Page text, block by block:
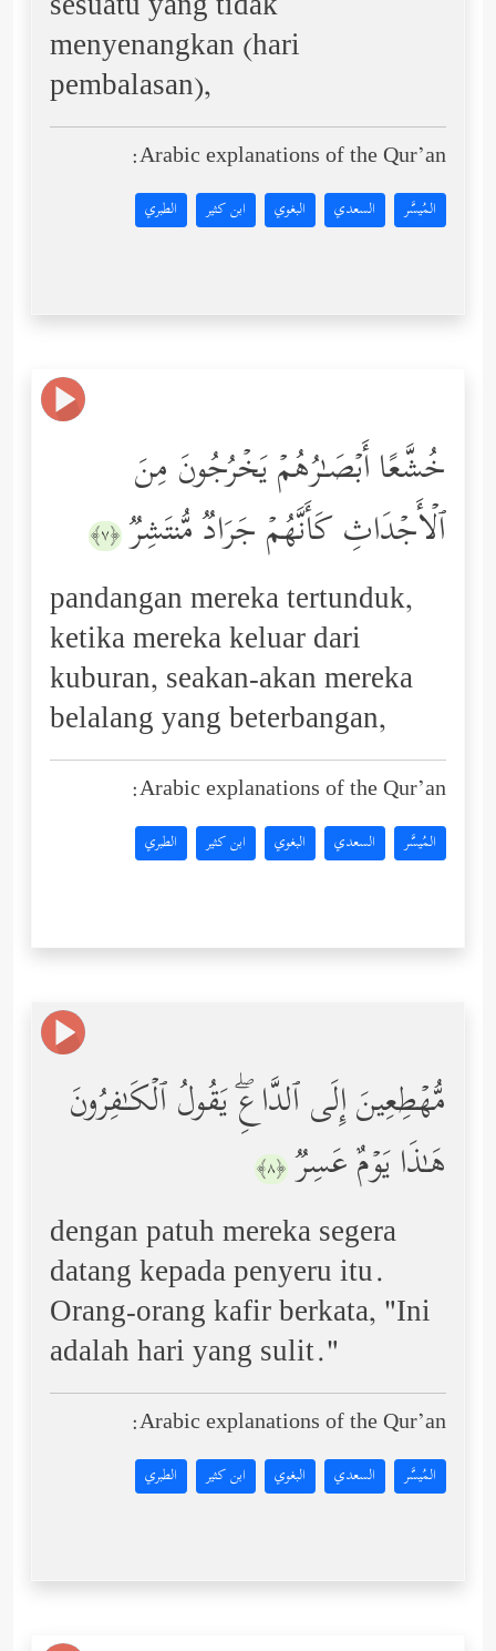
menyenangkan (hari
pembalasan),
Arabic explanations of the Qur’an:
المُيسَّر السعدي البغوي ابن كثير الطبري
خُشَّعًا أَبۡصَـٰرُهُمۡ یَخۡرُجُونَ مِنَ
ٱلۡأَجۡدَاثِ كَأَنَّهُمۡ جَرَادࣱ مُّنتَشِرࣱ ﴿٧﴾
pandangan mereka tertunduk,
ketika mereka keluar dari
kuburan, seakan-akan mereka
belalang yang beterbangan,
Arabic explanations of the Qur’an:
المُيسَّر السعدي البغوي ابن كثير الطبري
مُّهۡطِعِینَ إِلَى ٱلدَّاعِۖ یَقُولُ ٱلۡكَـٰفِرُونَ
هَـٰذَا یَوۡمٌ عَسِرࣱ ﴿٨﴾
dengan patuh mereka segera
datang kepada penyeru itu.
Orang-orang kafir berkata, "Ini
adalah hari yang sulit."
Arabic explanations of the Qur’an:
المُيسَّر السعدي البغوي ابن كثير الطبري